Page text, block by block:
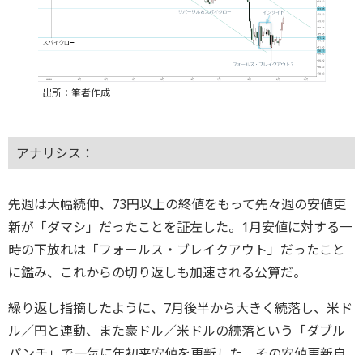
出所：筆者作成
アナリシス：
先週は大幅続伸、73円以上の終値をもって先々週の安値更
新が「ダマシ」だったことを証左した。1月安値に対する一
時の下放れは「フォールス・ブレイクアウト」だったこと
に鑑み、これからの切り返しも加速される公算だ。
繰り返し指摘したように、7月後半から大きく続落し、米ド
ル／円と連動、また豪ドル／米ドルの続落という「ダブル